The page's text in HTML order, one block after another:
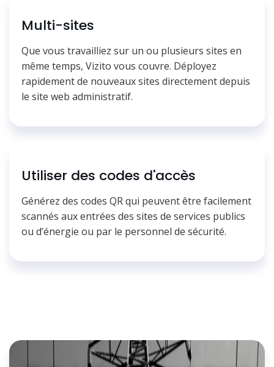
Multi-sites
Que vous travailliez sur un ou plusieurs sites en
même temps, Vizito vous couvre. Déployez
rapidement de nouveaux sites directement depuis
le site web administratif.
Utiliser des codes d'accès
Générez des codes QR qui peuvent être facilement
scannés aux entrées des sites de services publics
ou d’énergie ou par le personnel de sécurité.